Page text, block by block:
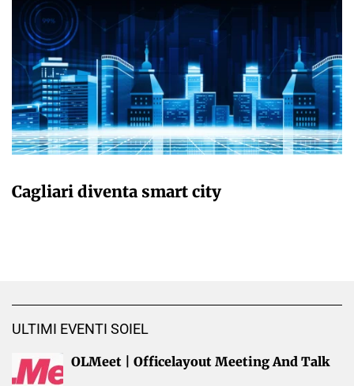
Cagliari diventa smart city
ULTIMI EVENTI SOIEL
OLMeet | Officelayout Meeting And Talk